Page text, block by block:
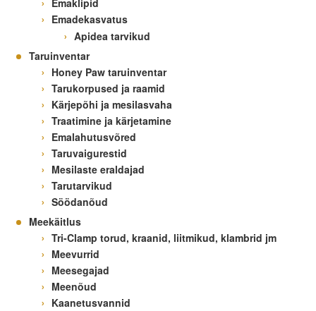
Emaklipid
Emadekasvatus
Apidea tarvikud
Taruinventar
Honey Paw taruinventar
Tarukorpused ja raamid
Kärjepõhi ja mesilasvaha
Traatimine ja kärjetamine
Emalahutusvõred
Taruvaigurestid
Mesilaste eraldajad
Tarutarvikud
Söödanõud
Meekäitlus
Tri-Clamp torud, kraanid, liitmikud, klambrid jm
Meevurrid
Meesegajad
Meenõud
Kaanetusvannid